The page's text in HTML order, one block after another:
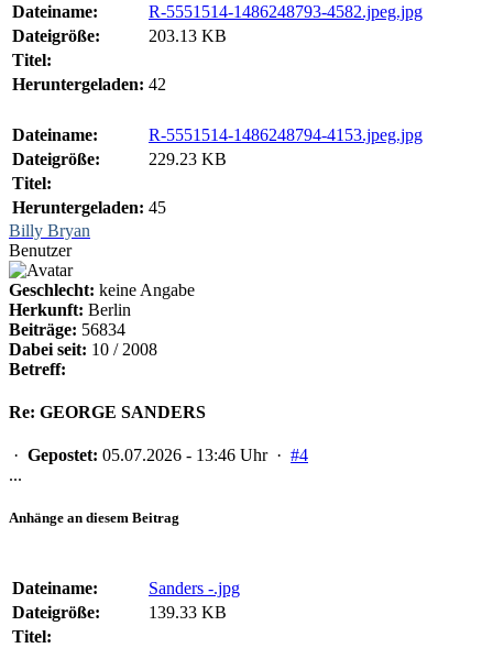
Dateiname:
R-5551514-1486248793-4582.jpeg.jpg
Dateigröße:
203.13 KB
Titel:
Heruntergeladen: 42
Dateiname:
R-5551514-1486248794-4153.jpeg.jpg
Dateigröße:
229.23 KB
Titel:
Heruntergeladen: 45
Billy Bryan
Benutzer
Geschlecht: keine Angabe
Herkunft: Berlin
Beiträge: 56834
Dabei seit: 10 / 2008
Betreff:
Re: GEORGE SANDERS
· Gepostet: 05.07.2026 - 13:46 Uhr · #4
...
Anhänge an diesem Beitrag
Dateiname:
Sanders -.jpg
Dateigröße:
139.33 KB
Titel: